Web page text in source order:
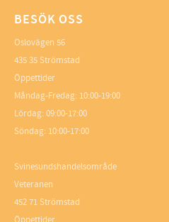
BESÖK OSS
Oslovägen 56
435 35 Strömstad
Öppettider
Måndag-Fredag: 10:00-19:00
Lördag: 09:00-17:00
Söndag: 10:00-17:00
Svinesundshandelsområde
Veteranen
452 71 Strömstad